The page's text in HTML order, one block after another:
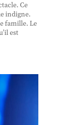
Ce
indigne.
famille. Le
est